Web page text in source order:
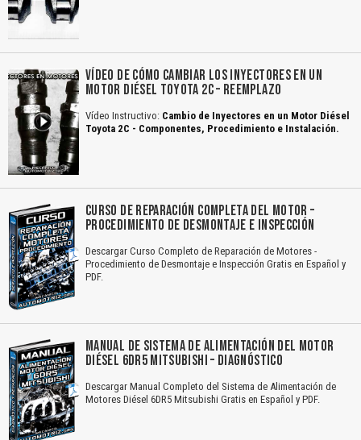
VÍDEO DE CÓMO CAMBIAR LOS INYECTORES EN UN
MOTOR DIÉSEL TOYOTA 2C – REEMPLAZO
Vídeo Instructivo: Cambio de Inyectores en un Motor Diésel
Toyota 2C - Componentes, Procedimiento e Instalación.
CURSO DE REPARACIÓN COMPLETA DEL MOTOR –
PROCEDIMIENTO DE DESMONTAJE E INSPECCIÓN
Descargar Curso Completo de Reparación de Motores -
Procedimiento de Desmontaje e Inspección Gratis en Español y
PDF.
MANUAL DE SISTEMA DE ALIMENTACIÓN DEL MOTOR
DIÉSEL 6DR5 MITSUBISHI – DIAGNÓSTICO
Descargar Manual Completo del Sistema de Alimentación de
Motores Diésel 6DR5 Mitsubishi Gratis en Español y PDF.